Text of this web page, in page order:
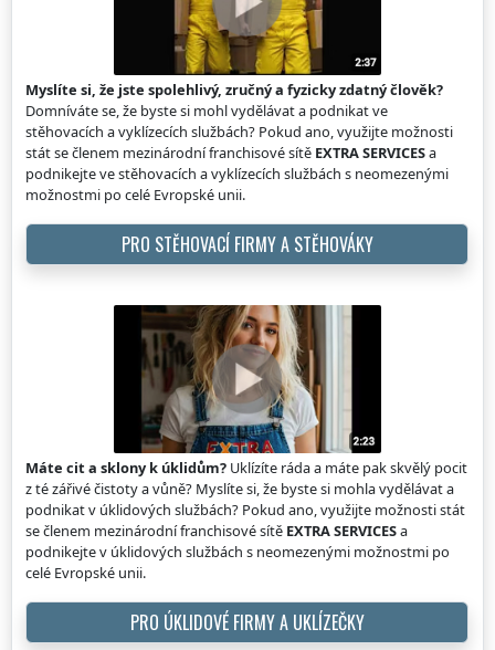
Myslíte si, že jste spolehlivý, zručný a fyzicky zdatný člověk?
Domníváte se, že byste si mohl vydělávat a podnikat ve
stěhovacích a vyklízecích službách? Pokud ano, využijte možnosti
stát se členem mezinárodní franchisové sítě EXTRA SERVICESa
podnikejte ve stěhovacích a vyklízecích službách s neomezenými
možnostmi po celé Evropské unii.
PRO STĚHOVACÍ FIRMY A STĚHOVÁKY
Máte cit a sklony k úklidům? Uklízíte ráda a máte pak skvělý pocit
z té zářivé čistoty a vůně? Myslíte si, že byste si mohla vydělávat a
podnikat v úklidových službách? Pokud ano, využijte možnosti stát
se členem mezinárodní franchisové sítě EXTRA SERVICESa
podnikejte v úklidových službách s neomezenými možnostmi po
celé Evropské unii.
PRO ÚKLIDOVÉ FIRMY A UKLÍZEČKY